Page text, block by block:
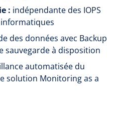
: indépendante des IOPS
des données avec Backup
sauvegarde à disposition
automatisée du
solution Monitoring as a